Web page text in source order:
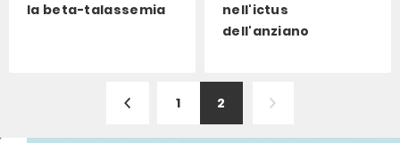
la beta-talassemia
nell'ictus
dell'anziano
1 2